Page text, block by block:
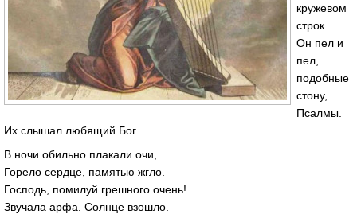
кружевом
строк.
Он пел и
пел,
подобные
стону,
Псалмы.
Их слышал любящий Бог.
В ночи обильно плакали очи,
Горело сердце, памятью жгло.
Господь, помилуй грешного очень!
Звучала арфа. Солнце взошло.